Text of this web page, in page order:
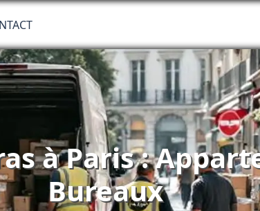
à Paris :
Bureaux